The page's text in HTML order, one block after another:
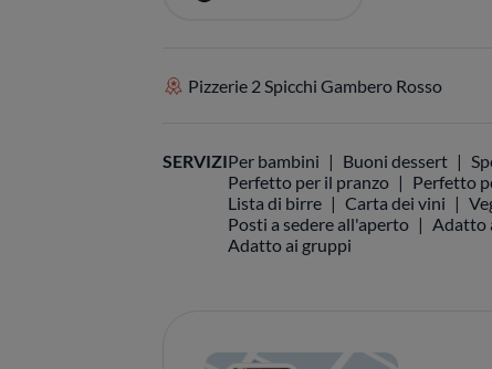
Pizzerie 2 Spicchi Gambero Rosso
SERVIZIPer bambini Buoni dessert
Perfetto per il pranzo
Perfetto
Lista di birre
Carta dei vini
Posti a sedere all'aperto
Adatto
Adatto ai gruppi